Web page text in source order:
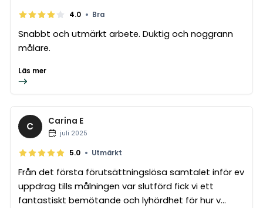
4.0 • Bra
Snabbt och utmärkt arbete. Duktig och noggrann
målare.
Läs mer
C Carina E
juli 2025
5.0 • Utmärkt
Från det första förutsättningslösa samtalet inför ev
uppdrag tills målningen var slutförd fick vi ett
fantastiskt bemötande och lyhördhet för hur v...